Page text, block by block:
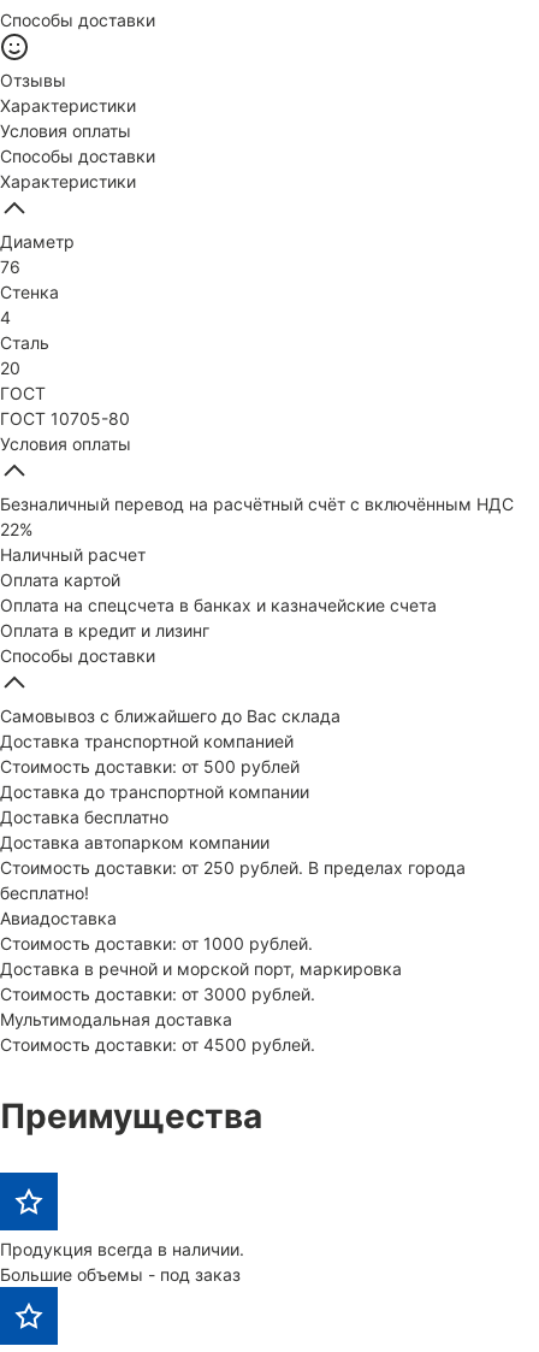
Способы доставки
Отзывы
Характеристики
Условия оплаты
Способы доставки
Характеристики
Диаметр
76
Стенка
4
Сталь
20
ГОСТ
ГОСТ 10705-80
Условия оплаты
Безналичный перевод на расчётный счёт с включённым НДС
22%
Наличный расчет
Оплата картой
Оплата на спецсчета в банках и казначейские счета
Оплата в кредит и лизинг
Способы доставки
Самовывоз с ближайшего до Вас склада
Доставка транспортной компанией
Стоимость доставки: от 500 рублей
Доставка до транспортной компании
Доставка бесплатно
Доставка автопарком компании
Стоимость доставки: от 250 рублей. В пределах города
бесплатно!
Авиадоставка
Стоимость доставки: от 1000 рублей.
Доставка в речной и морской порт, маркировка
Стоимость доставки: от 3000 рублей.
Мультимодальная доставка
Стоимость доставки: от 4500 рублей.
Преимущества
Продукция всегда в наличии.
Большие объемы - под заказ